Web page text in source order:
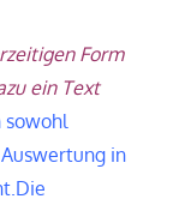
Form
ein Text
sowohl
in
Die